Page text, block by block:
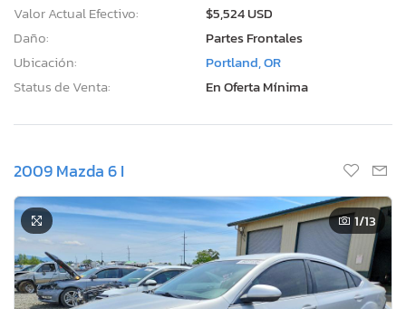
Valor Actual Efectivo:
$5,524 USD
Daño:
Partes Frontales
Ubicación:
Portland, OR
Status de Venta:
En Oferta Mínima
2009 Mazda 6 I
1/13